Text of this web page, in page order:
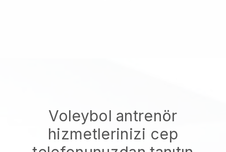
Voleybol antrenör
hizmetlerinizi cep